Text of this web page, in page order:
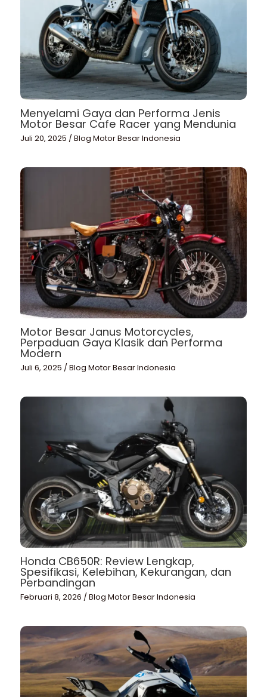
Menyelami Gaya dan Performa Jenis
Motor Besar Cafe Racer yang Mendunia
Juli 20, 2025 /Blog Motor Besar Indonesia
Motor Besar Janus Motorcycles,
Perpaduan Gaya Klasik dan Performa
Modern
Juli 6, 2025 /Blog Motor Besar Indonesia
Honda CB650R: Review Lengkap,
Spesifikasi, Kelebihan, Kekurangan, dan
Perbandingan
Februari 8, 2026 /Blog Motor Besar Indonesia